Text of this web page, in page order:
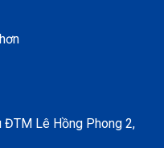
ĐTM Lê Hồng Phong 2,